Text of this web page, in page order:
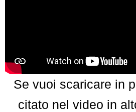
Se vuoi scaricare in
citato nel video in